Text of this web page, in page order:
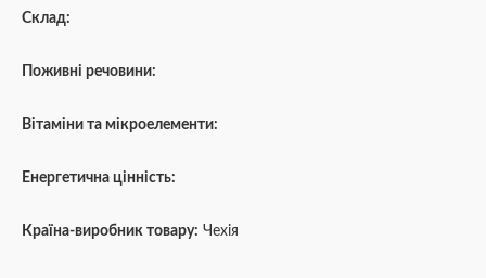
Склад:
Поживні речовини:
Вітаміни та мікроелементи:
Енергетична цінність:
Країна-виробник товару: Чехія